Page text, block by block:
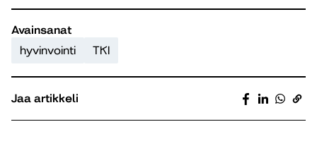
Avainsanat
hyvinvointi
TKI
Jaa artikkeli